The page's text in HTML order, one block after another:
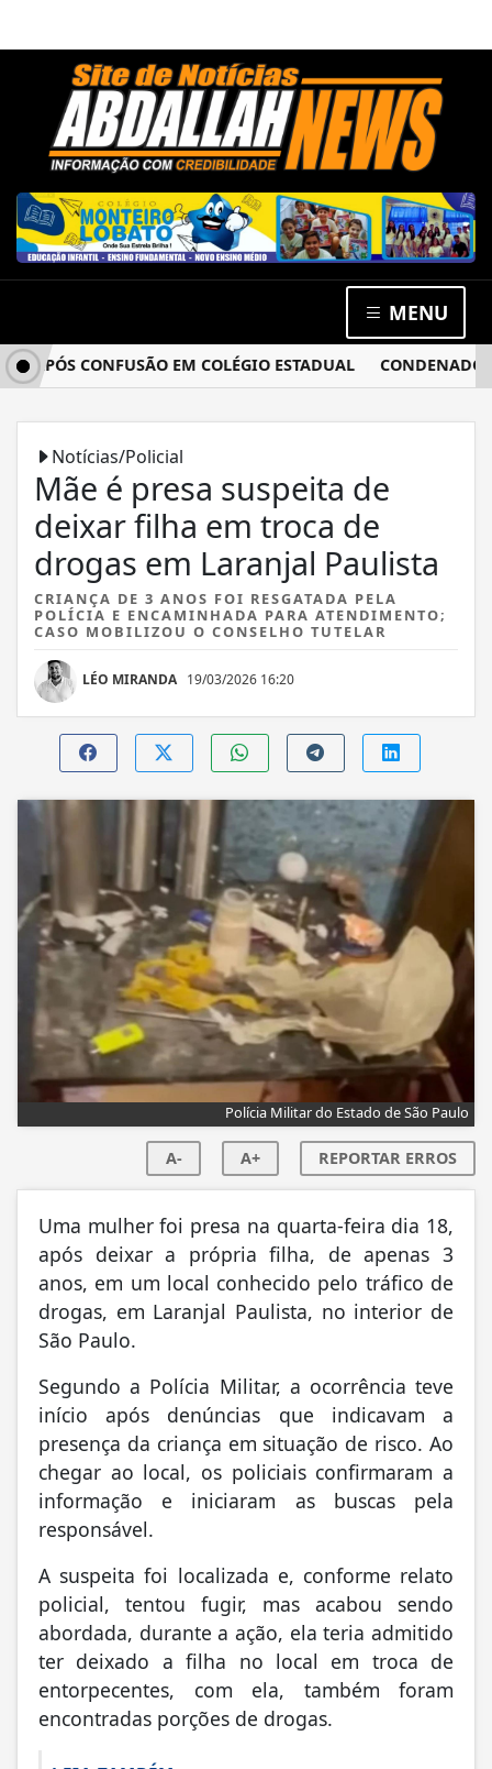
MENU
CONFUSÃO EM COLÉGIO ESTADUAL CONDENADO
Notícias/Policial
Mãe é presa suspeita de
deixar filha em troca de
drogas em Laranjal Paulista
CRIANÇA DE 3 ANOS FOI RESGATADA PELA
POLÍCIA E ENCAMINHADA PARA ATENDIMENTO;
CASO MOBILIZOU O CONSELHO TUTELAR
LÉO MIRANDA 19/03/2026 16:20
Polícia Militar do Estado de São Paulo
A- A+ REPORTAR ERROS
Uma mulher foi presa na quarta-feira dia 18,
após deixar a própria filha, de apenas 3
anos, em um local conhecido pelo tráfico de
drogas, em Laranjal Paulista, no interior de
São Paulo.
Segundo a Polícia Militar, a ocorrência teve
início após denúncias que indicavam a
presença da criança em situação de risco. Ao
chegar ao local, os policiais confirmaram a
informação e iniciaram as buscas pela
responsável.
A suspeita foi localizada e, conforme relato
policial, tentou fugir, mas acabou sendo
abordada, durante a ação, ela teria admitido
ter deixado a filha no local em troca de
entorpecentes, com ela, também foram
encontradas porções de drogas.